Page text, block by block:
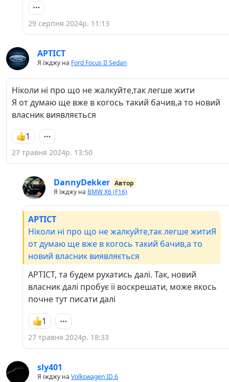
29 серпня 2024р. 11:13
APTICT
Я їжджу на Ford Focus II Sedan
Ніколи ні про що не жалкуйте,так легше жити
Я от думаю ще вже в когось такий бачив,а то новий
власник виявляється
1
27 травня 2024р. 13:50
DannyDekker Автор
Я їжджу на BMW X6 (F16)
APTICT
Ніколи ні про що не жалкуйте,так легше житиЯ
от думаю ще вже в когось такий бачив,а то
новий власник виявляється
APTICT, та будем рухатись далі. Так, новий
власник далі пробує її воскрешати, може якось
почне тут писати далі
1
27 травня 2024р. 18:33
sly401
Я їжджу на Volkswagen ID.6